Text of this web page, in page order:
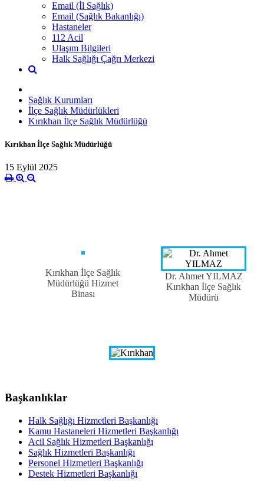
Email (İl Sağlık)
Email (Sağlık Bakanlığı)
Hastaneler
112 Acil
Ulaşım Bilgileri
Halk Sağlığı Çağrı Merkezi
Sağlık Kurumları
İlçe Sağlık Müdürlükleri
Kırıkhan İlçe Sağlık Müdürlüğü
Kırıkhan İlçe Sağlık Müdürlüğü
15 Eylül 2025
Kırıkhan İlçe Sağlık
Müdürlüğü Hizmet
Binası
Dr. Ahmet YILMAZ
Kırıkhan İlçe Sağlık
Müdürü
Başkanlıklar
Halk Sağlığı Hizmetleri Başkanlığı
Kamu Hastaneleri Hizmetleri Başkanlığı
Acil Sağlık Hizmetleri Başkanlığı
Sağlık Hizmetleri Başkanlığı
Personel Hizmetleri Başkanlığı
Destek Hizmetleri Başkanlığı